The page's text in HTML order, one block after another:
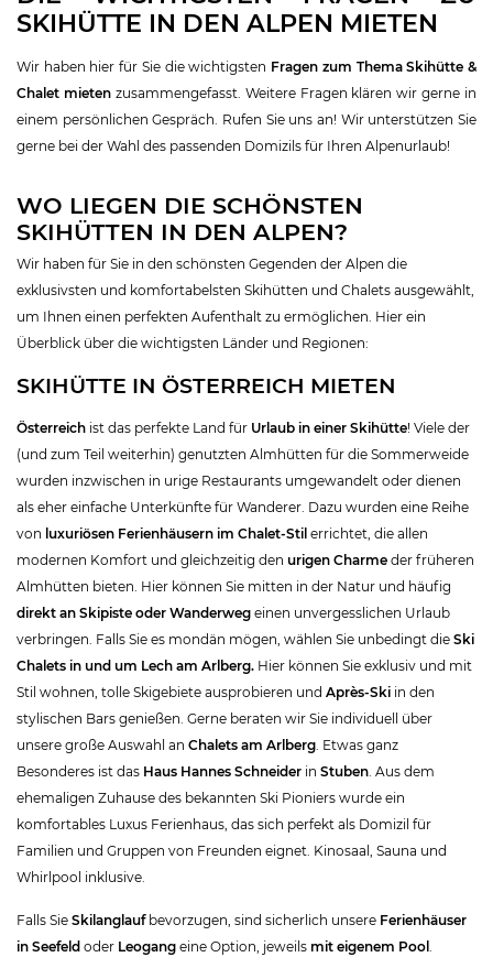
SKIHÜTTE IN DEN ALPEN MIETEN
Wir haben hier für Sie die wichtigsten Fragen zum Thema Skihütte &
Chalet mieten zusammengefasst. Weitere Fragen klären wir gerne in
einem persönlichen Gespräch. Rufen Sie uns an! Wir unterstützen Sie
gerne bei der Wahl des passenden Domizils für Ihren Alpenurlaub!
WO LIEGEN DIE SCHÖNSTEN
SKIHÜTTEN IN DEN ALPEN?
Wir haben für Sie in den schönsten Gegenden der Alpen die
exklusivsten und komfortabelsten Skihütten und Chalets ausgewählt,
um Ihnen einen perfekten Aufenthalt zu ermöglichen. Hier ein
Überblick über die wichtigsten Länder und Regionen:
SKIHÜTTE IN ÖSTERREICH MIETEN
Österreich ist das perfekte Land für Urlaub in einer Skihütte! Viele der
(und zum Teil weiterhin) genutzten Almhütten für die Sommerweide
wurden inzwischen in urige Restaurants umgewandelt oder dienen
als eher einfache Unterkünfte für Wanderer. Dazu wurden eine Reihe
von luxuriösen Ferienhäusern im Chalet-Stil errichtet, die allen
modernen Komfort und gleichzeitig den urigen Charme der früheren
Almhütten bieten. Hier können Sie mitten in der Natur und häufig
direkt an Skipiste oder Wanderweg einen unvergesslichen Urlaub
verbringen. Falls Sie es mondän mögen, wählen Sie unbedingt die Ski
Chalets in und um Lech am Arlberg. Hier können Sie exklusiv und mit
Stil wohnen, tolle Skigebiete ausprobieren und Après-Ski in den
stylischen Bars genießen. Gerne beraten wir Sie individuell über
unsere große Auswahl an Chalets am Arlberg . Etwas ganz
Besonderes ist das Haus Hannes Schneider in Stuben . Aus dem
ehemaligen Zuhause des bekannten Ski Pioniers wurde ein
komfortables Luxus Ferienhaus, das sich perfekt als Domizil für
Familien und Gruppen von Freunden eignet. Kinosaal, Sauna und
Whirlpool inklusive.
Falls Sie Skilanglaufbevorzugen, sind sicherlich unsere Ferienhäuser
in Seefeld oder Leogang eine Option, jeweils mit eigenem Pool